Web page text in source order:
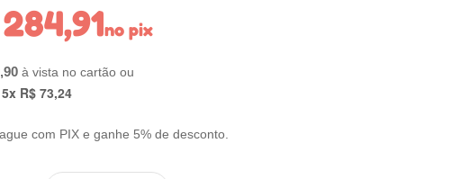
284,91no pix
,90
5x R$ 73,24
com PIX e ganhe 5% de desconto.